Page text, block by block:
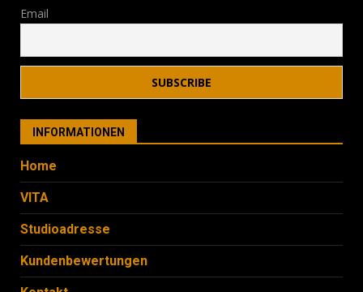
Email
INFORMATIONEN
Home
VITA
Studioadresse
Kundenbewertungen